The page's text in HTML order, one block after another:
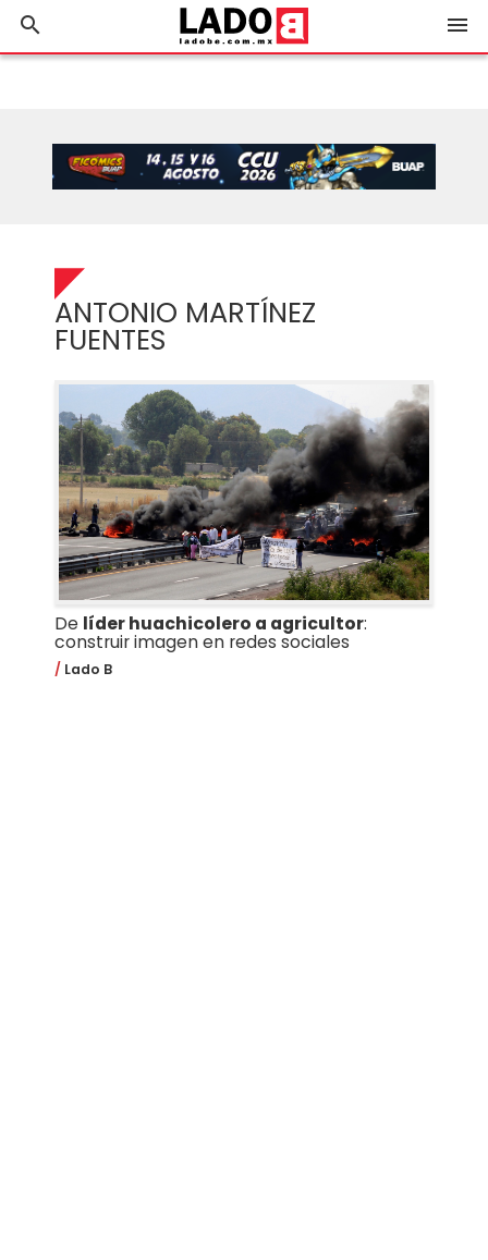
search menu
ANTONIO MARTÍNEZ
FUENTES
De líder huachicolero a agricultor:
construir imagen en redes sociales
Lado B